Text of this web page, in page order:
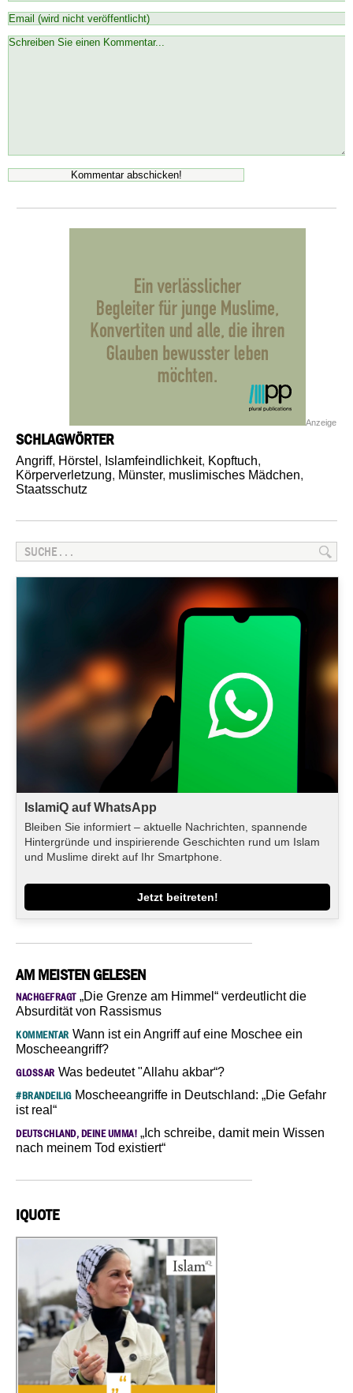
Anzeige
SCHLAGWÖRTER
Angriff, Hörstel , Islamfeindlichkeit, Kopftuch,
Körperverletzung, Münster, muslimisches Mädchen,
Staatsschutz
IslamiQ auf WhatsApp
Bleiben Sie informiert – aktuelle Nachrichten, spannende
Hintergründe und inspirierende Geschichten rund um Islam
und Muslime direkt auf Ihr Smartphone.
Jetzt beitreten!
AM MEISTEN GELESEN
NACHGEFRAGT„Die Grenze am Himmel“ verdeutlicht die
Absurdität von Rassismus
KOMMENTAR Wann ist ein Angriff auf eine Moschee ein
Moscheeangriff?
GLOSSAR Was bedeutet "Allahu akbar“?
#BRANDEILIGMoscheeangriffe in Deutschland: „Die Gefahr
ist real“
DEUTSCHLAND, DEINE UMMA! „Ich schreibe, damit mein Wissen
nach meinem Tod existiert“
IQUOTE